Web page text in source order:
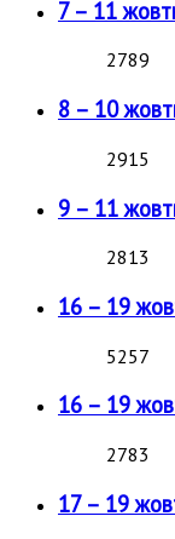
7 – 11
2789
8 – 10
2915
9 – 11
2813
16 – 19
5257
16 – 19
2783
17 – 19